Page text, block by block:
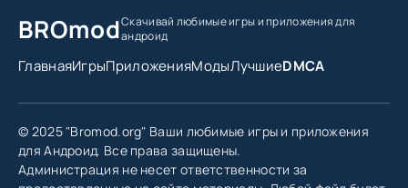
BROmodСкачивай любимые игрыи приложения для
андроид
ГлавнаяИгрыПриложенияМодыЛучшиеDMCA
© 2025 "Bromod.org" Ваши любимые игры и приложения
для Андроид. Все права защищены.
Администрация не несет ответственности за